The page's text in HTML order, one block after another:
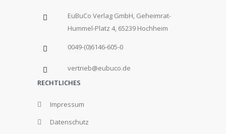
EuBuCo Verlag GmbH, Geheimrat-
Hummel-Platz 4, 65239 Hochheim
0049-(0)6146-605-0
vertrieb@eubuco.de
RECHTLICHES
Impressum
Datenschutz